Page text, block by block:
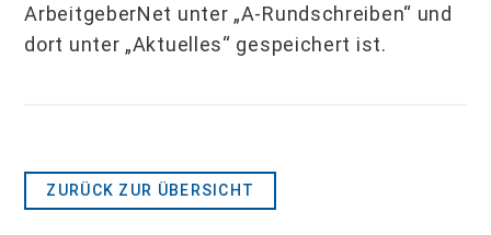
ArbeitgeberNet unter „A-Rundschreiben“ und
dort unter „Aktuelles“ gespeichert ist.
ZURÜCK ZUR ÜBERSICHT